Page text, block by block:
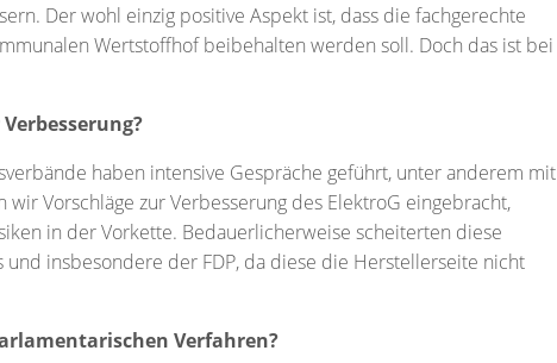
Der wohl einzig positive Aspekt ist, dass die fachgerechte
Wertstoffhof beibehalten werden soll. Doch das ist bei
haben intensive Gespräche geführt, unter anderem mit
Vorschläge zur Verbesserung des ElektroG eingebracht,
in der Vorkette. Bedauerlicherweise scheiterten diese
und insbesondere der FDP, da diese die Herstellerseite nicht
Verfahren?